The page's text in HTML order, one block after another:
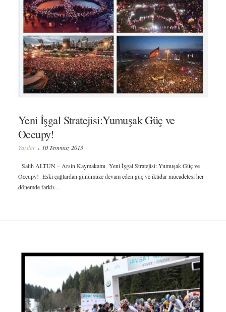
Yeni İşgal Stratejisi:Yumuşak Güç ve
Occupy!
Yazılar 10 Temmuz 2013
Salih ALTUN – Arsin Kaymakamı Yeni İşgal Stratejisi: Yumuşak Güç ve
Occupy! Eski çağlardan günümüze devam eden güç ve iktidar mücadelesi her
dönemde farklı…